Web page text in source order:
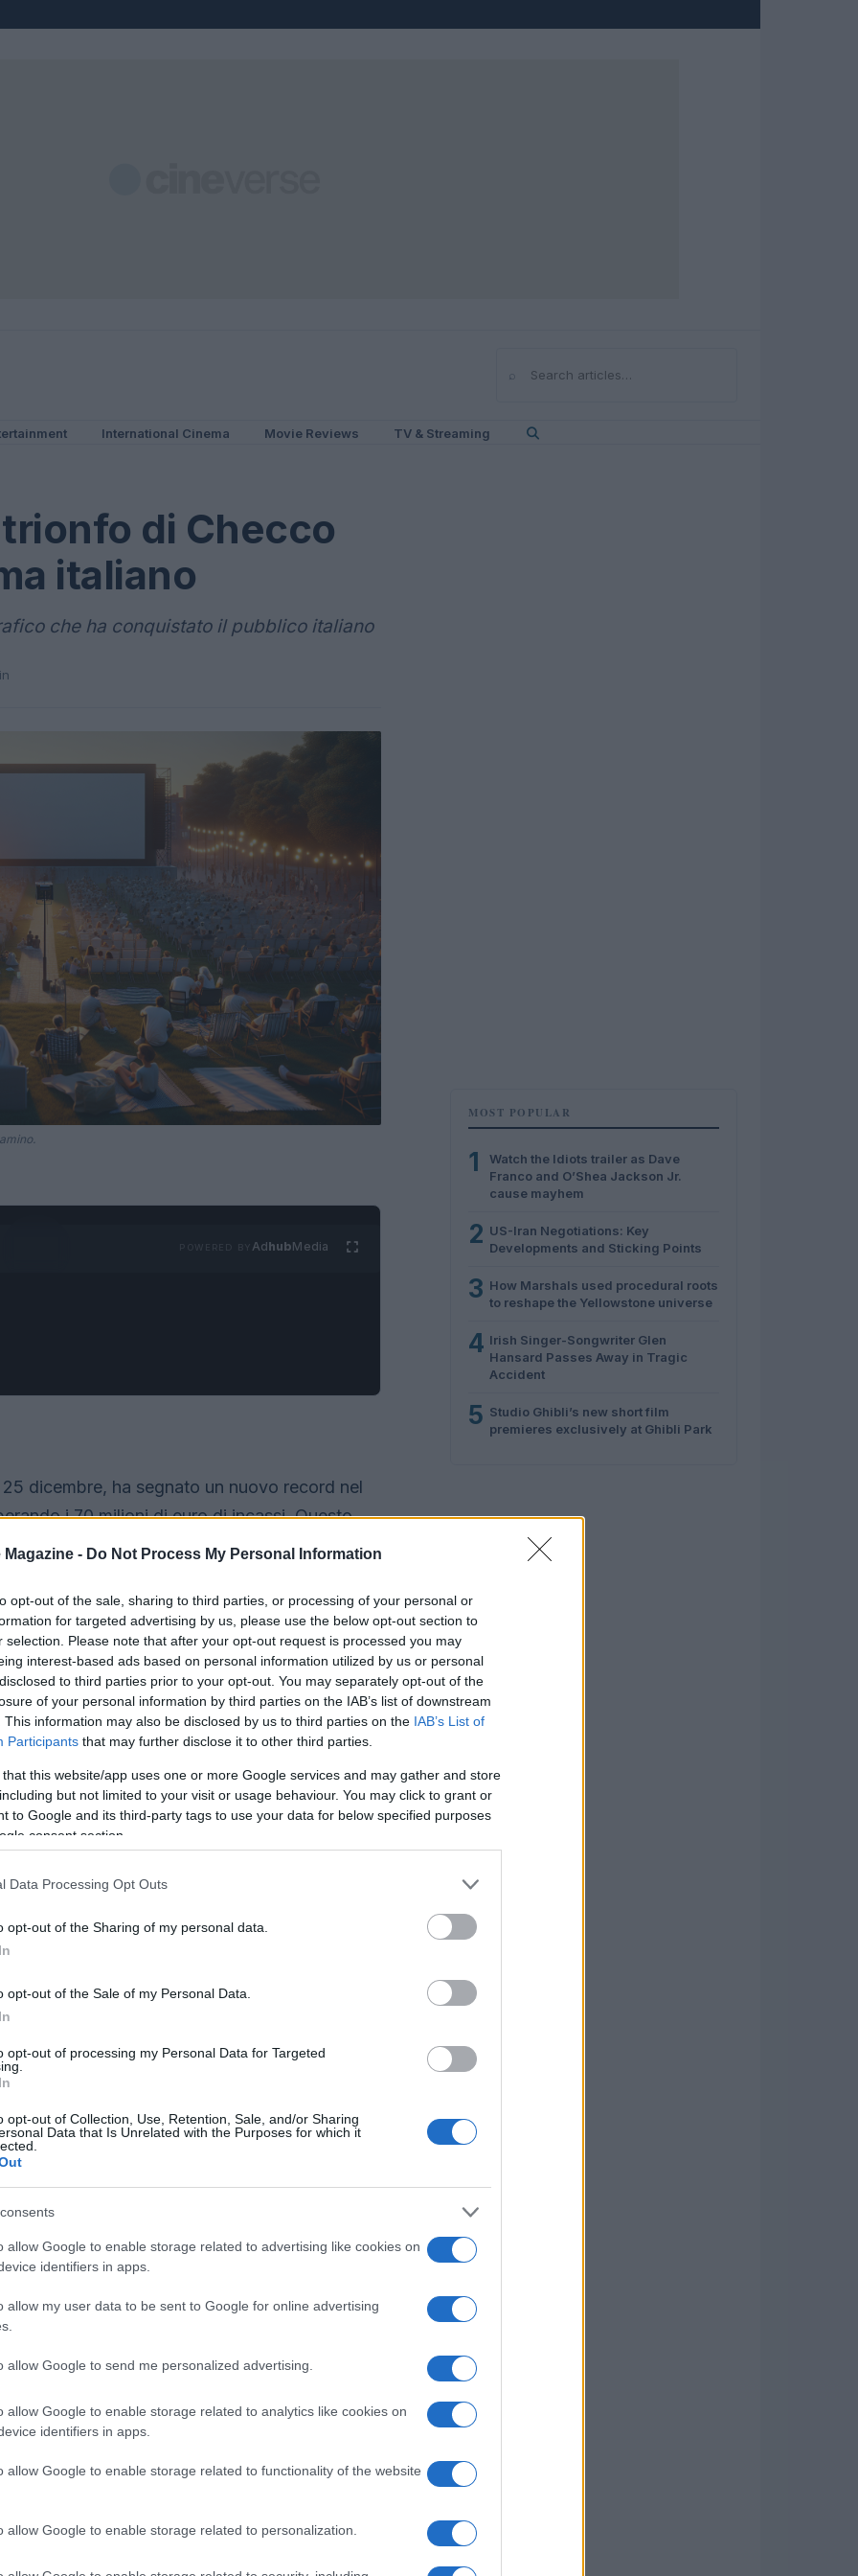
- Do Not Process My Personal Information
opt-out of the sale, sharing to third parties, or processing of your personal or
for targeted advertising by us, please use the below opt-out section to
selection. Please note that after your opt-out request is processed you may
interest-based ads based on personal information utilized by us or personal
to third parties prior to your opt-out. You may separately opt-out of the
of your personal information by third parties on the IAB’s list of downstream
This information may also be disclosed by us to third parties on the IAB’s List of
Participants that may further disclose it to other third parties.
that this website/app uses one or more Google services and may gather and store
but not limited to your visit or usage behaviour. You may click to grant or
to Google and its third-party tags to use your data for below specified purposes
consent section.
Data Processing Opt Outs
opt-out of the Sharing of my personal data.
opt-out of the Sale of my Personal Data.
opt-out of processing my Personal Data for Targeted
opt-out of Collection, Use, Retention, Sale, and/or Sharing
Data that Is Unrelated with the Purposes for which it
allow Google to enable storage related to advertising like cookies on
identifiers in apps.
allow my user data to be sent to Google for online advertising
allow Google to send me personalized advertising.
allow Google to enable storage related to analytics like cookies on
identifiers in apps.
allow Google to enable storage related to functionality of the website
allow Google to enable storage related to personalization.
⌕Search
International Cinema Movie Reviews TV & Streaming
di Checco
italiano
che ha conquistato il pubblico italiano
AdhubMedia
dicembre, ha segnato un nuovo record nel
i 70 milioni di euro di incassi. Questo
al primo posto per incassi, ma lo rende anche
La pellicola, distribuita in circa 900 copie,
di spettatori, dimostrando un interesse
d’età.
con molti spettatori che hanno scelto di
collettiva di visione.Buen Caminoha saputo
momenti di socialità, grazie a una
che ha reso il film accessibile e riconoscibile.
a mantenere alta l’attenzione,
positivo.
l’equilibrio tra la comicità tipica di
temi sociali e culturali. Questo
del film come un progetto
economico, evidenziando l’importanza di un
cinema italiano
MOST POPULAR
1
Watch the Idiots trailer as Dave
Franco and O’Shea Jackson Jr.
cause mayhem
2 US-Iran Negotiations: Key
Developments and Sticking Points
3 How Marshals used procedural roots
to reshape the Yellowstone universe
4 Irish Singer-Songwriter Glen
Hansard Passes Away in Tragic
Accident
5 Studio Ghibli’s new short film
premieres exclusively at Ghibli Park